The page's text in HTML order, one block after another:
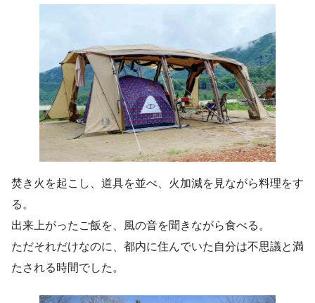
焚き火を起こし、道具を並べ、火加減を見ながら料理をす
る。
出来上がったご飯を、風の音を聞きながら食べる。
ただそれだけなのに、都内に住んでいた自分は不思議と満
たされる時間でした。